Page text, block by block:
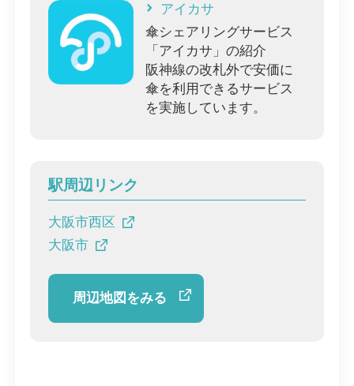
アイカサ
傘シェアリングサービス
「アイカサ」の紹介
阪神線の改札外で安価に
傘を利用できるサービス
を実施しています。
駅周辺リンク
大阪市西区
大阪市
周辺地図をみる